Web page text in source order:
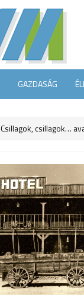
GAZDASÁG
Csillagok, csillagok…